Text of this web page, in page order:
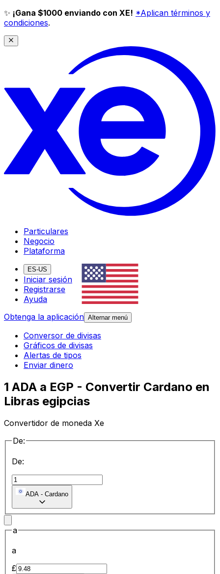
✨ ¡Gana $1000 enviando con XE! *Aplican términos y
condiciones.
Particulares
Negocio
Plataforma
ES-US
Iniciar sesión
Registrarse
Ayuda
Obtenga la aplicación Alternar menú
Conversor de divisas
Gráficos de divisas
Alertas de tipos
Enviar dinero
1 ADA a EGP - Convertir Cardano en
Libras egipcias
Convertidor de moneda Xe
De:
De:
ADA - Cardano
a
a
£